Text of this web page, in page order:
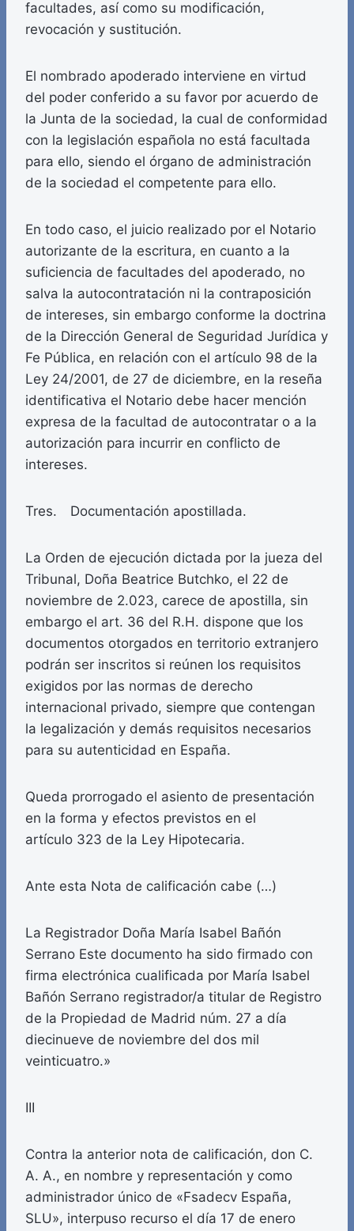
facultades, así como su modificación,
revocación y sustitución.
El nombrado apoderado interviene en virtud
del poder conferido a su favor por acuerdo de
la Junta de la sociedad, la cual de conformidad
con la legislación española no está facultada
para ello, siendo el órgano de administración
de la sociedad el competente para ello.
En todo caso, el juicio realizado por el Notario
autorizante de la escritura, en cuanto a la
suficiencia de facultades del apoderado, no
salva la autocontratación ni la contraposición
de intereses, sin embargo conforme la doctrina
de la Dirección General de Seguridad Jurídica y
Fe Pública, en relación con el artículo 98 de la
Ley 24/2001, de 27 de diciembre, en la reseña
identificativa el Notario debe hacer mención
expresa de la facultad de autocontratar o a la
autorización para incurrir en conflicto de
intereses.
Tres. Documentación apostillada.
La Orden de ejecución dictada por la jueza del
Tribunal, Doña Beatrice Butchko, el 22 de
noviembre de 2.023, carece de apostilla, sin
embargo el art. 36 del R.H. dispone que los
documentos otorgados en territorio extranjero
podrán ser inscritos si reúnen los requisitos
exigidos por las normas de derecho
internacional privado, siempre que contengan
la legalización y demás requisitos necesarios
para su autenticidad en España.
Queda prorrogado el asiento de presentación
en la forma y efectos previstos en el
artículo 323 de la Ley Hipotecaria.
Ante esta Nota de calificación cabe (…)
La Registrador Doña María Isabel Bañón
Serrano Este documento ha sido firmado con
firma electrónica cualificada por María Isabel
Bañón Serrano registrador/a titular de Registro
de la Propiedad de Madrid núm. 27 a día
diecinueve de noviembre del dos mil
veinticuatro.»
III
Contra la anterior nota de calificación, don C.
A. A., en nombre y representación y como
administrador único de «Fsadecv España,
SLU», interpuso recurso el día 17 de enero